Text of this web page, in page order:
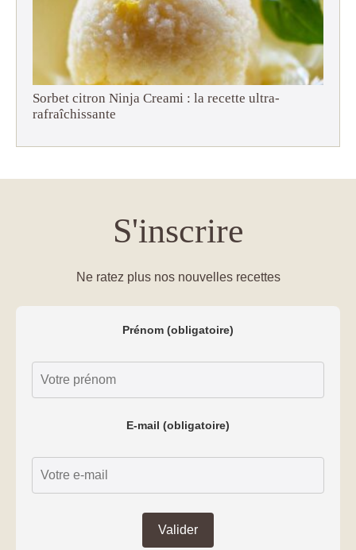
Sorbet citron Ninja Creami : la recette ultra-
rafraîchissante
S'inscrire
Ne ratez plus nos nouvelles recettes
Prénom (obligatoire)
E-mail (obligatoire)